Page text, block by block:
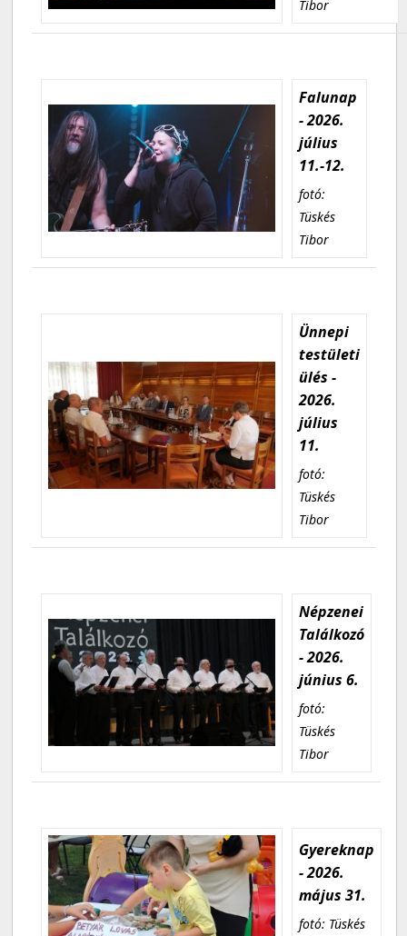
Tibor
Falunap
- 2026.
július
11.-12.
fotó:
Tüskés
Tibor
Ünnepi
testületi
ülés -
2026.
július
11.
fotó:
Tüskés
Tibor
Népzenei
Találkozó
- 2026.
június 6.
fotó:
Tüskés
Tibor
Gyereknap
- 2026.
május 31.
fotó: Tüskés